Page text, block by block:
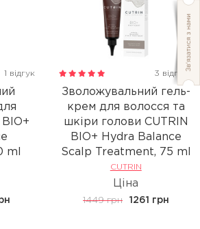
1 відгук
ml
3 відгуки
Зволожувальний гель-
крем для волосся та
шкіри голови CUTRIN
BIO+ Hydra Balance
Scalp Treatment, 75 ml
CUTRIN
Ціна
1449 грн 1261 грн